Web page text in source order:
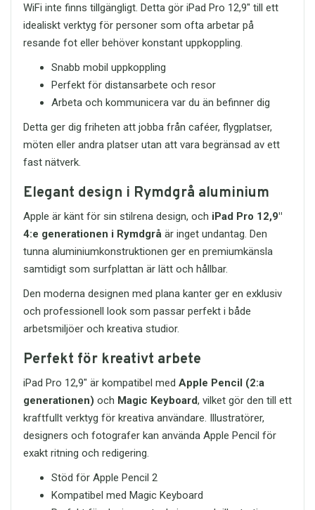
WiFi inte finns tillgängligt. Detta gör iPad Pro 12,9" till ett
idealiskt verktyg för personer som ofta arbetar på
resande fot eller behöver konstant uppkoppling.
Snabb mobil uppkoppling
Perfekt för distansarbete och resor
Arbeta och kommunicera var du än befinner dig
Detta ger dig friheten att jobba från caféer, flygplatser,
möten eller andra platser utan att vara begränsad av ett
fast nätverk.
Elegant design i Rymdgrå aluminium
Apple är känt för sin stilrena design, och iPad Pro 12,9"
4:e generationen i Rymdgrå är inget undantag. Den
tunna aluminiumkonstruktionen ger en premiumkänsla
samtidigt som surfplattan är lätt och hållbar.
Den moderna designen med plana kanter ger en exklusiv
och professionell look som passar perfekt i både
arbetsmiljöer och kreativa studior.
Perfekt för kreativt arbete
iPad Pro 12,9" är kompatibel med Apple Pencil (2:a
generationen) och Magic Keyboard, vilket gör den till ett
kraftfullt verktyg för kreativa användare. Illustratörer,
designers och fotografer kan använda Apple Pencil för
exakt ritning och redigering.
Stöd för Apple Pencil 2
Kompatibel med Magic Keyboard